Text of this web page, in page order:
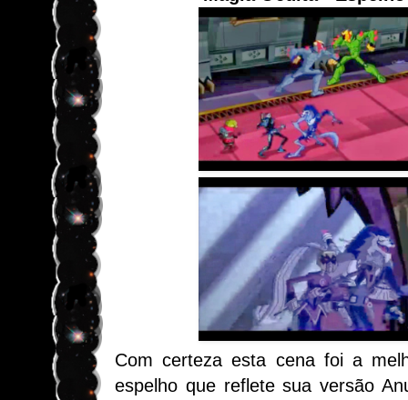
Com certeza esta cena foi a
espelho que reflete sua versão